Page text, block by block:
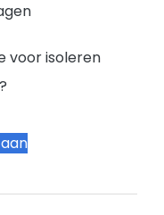
voor isoleren